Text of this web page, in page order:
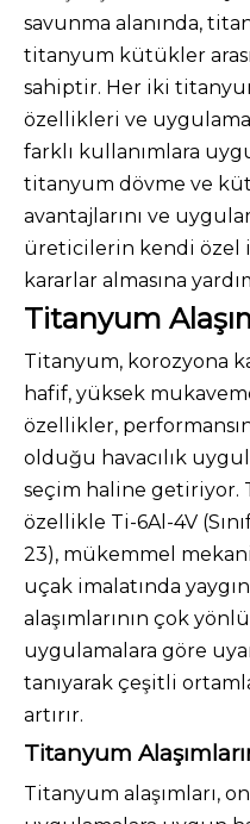
savunma alanında,
titanyum kütükler
sahiptir. Her iki
özellikleri ve
farklı kullanımlara
titanyum dövme ve
avantajlarını ve
üreticilerin kendi özel
kararlar almasına
Titanyum
Titanyum, korozyona
hafif, yüksek
özellikler,
olduğu havacılık
seçim haline getiriyor.
özellikle Ti-6Al-4V
23), mükemmel
uçak imalatında
alaşımlarının çok
uygulamalara göre
tanıyarak çeşitli
artırır.
Titanyum
Titanyum alaşımları,